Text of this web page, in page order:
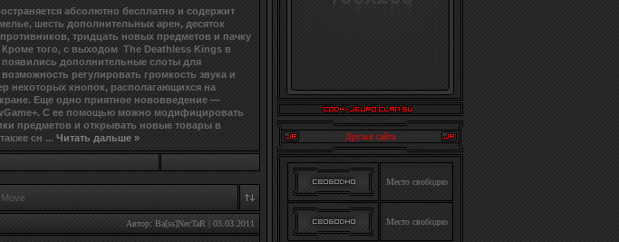
абсолютно бесплатно и содержит
шесть дополнительных арен, десяток
тридцать новых предметов и пачку
Кроме того, с выходом The Deathless Kings в
дополнительные слоты для
регулировать громкость звука и
некоторых кнопок, располагающихся на
Еще одно приятное нововведение —
С ее помощью можно модифицировать
предметов и открывать новые товары в
сн ... Читать дальше »
Автор: Ba[ss]NecTaR | 03.03.2011
Друзья сайта
Место свободно
Место свободно